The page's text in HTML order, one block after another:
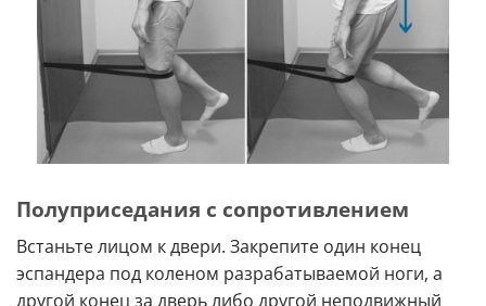
Полуприседания с сопротивлением
Встаньте лицом к двери. Закрепите один конец
эспандера под коленом разрабатываемой ноги, а
другой конец за дверь либо другой неподвижный